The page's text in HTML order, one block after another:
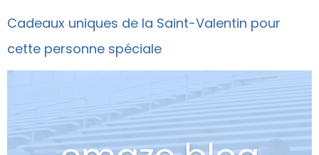
Cadeaux uniques de la Saint-Valentin pour
cette personne spéciale